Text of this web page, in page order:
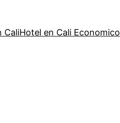
CaliHotel en Cali Economico